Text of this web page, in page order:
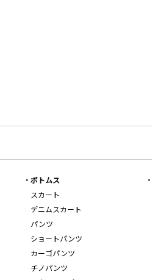
ボトムス
スカート
デニムスカート
パンツ
ショートパンツ
カーゴパンツ
チノパンツ